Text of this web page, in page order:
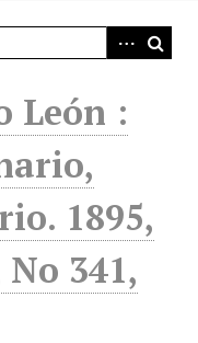
León :
1895,
341,